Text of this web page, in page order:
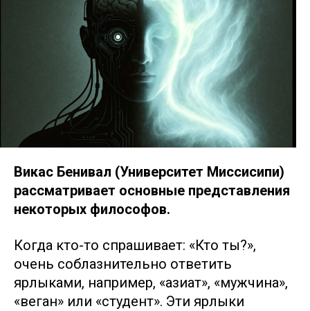
Викас Бенивал (Университет Миссисипи)
рассматривает основные представления
некоторых философов.
Когда кто-то спрашивает: «Кто ты?»,
очень соблазнительно ответить
ярлыками, например, «азиат», «мужчина»,
«веган» или «студент». Эти ярлыки